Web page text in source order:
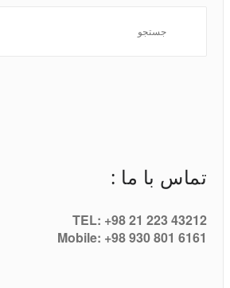
تماس با ما :
TEL: +98 21 223 43212
Mobile: +98 930 801 6161